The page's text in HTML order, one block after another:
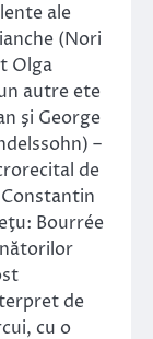
ale
(Nori
Olga
autre ete
şi George
–
de
Bourrée
de
cu o